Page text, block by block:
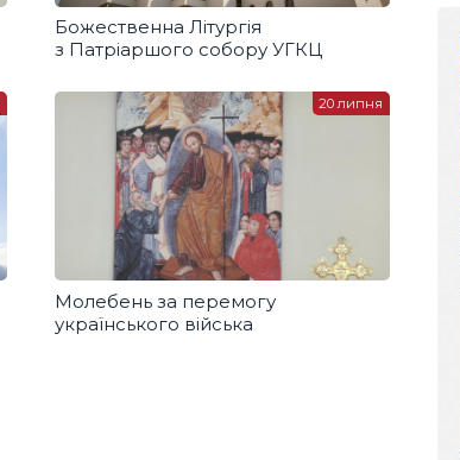
Божественна Літургія
з Патріаршого собору УГКЦ
Молебень за перемогу
українського війська
20 липня